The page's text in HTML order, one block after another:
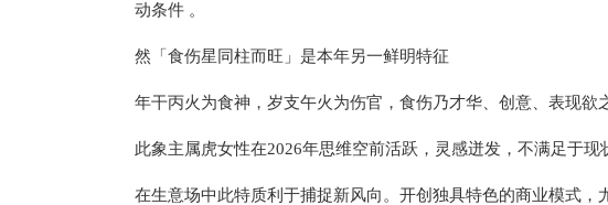
动条件 。
然「食伤星同柱而旺」是本年另一鲜明特征
年干丙火为食神，岁支午火为伤官，食伤乃才华、创意、表现欲
此象主属虎女性在2026年思维空前活跃，灵感迸发，不满足于现
在生意场中此特质利于捕捉新风向。开创独具特色的商业模式